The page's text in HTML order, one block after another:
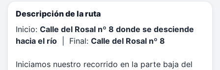
Descripción de la ruta
Inicio: Calle del Rosal nº 8 donde se desciende
hacia el río | Final: Calle del Rosal nº 8
Iniciamos nuestro recorrido en la parte baja del